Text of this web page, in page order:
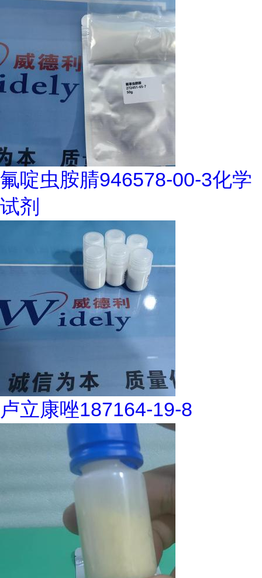
氟啶虫胺腈946578-00-3化学
试剂
卢立康唑187164-19-8